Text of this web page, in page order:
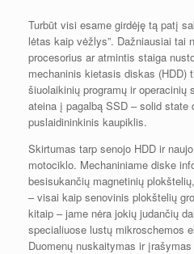
Turbūt visi esame girdėję tą patį
lėtas kaip vėžlys”. Dažniausiai tai
procesorius ar atmintis staiga
mechaninis kietasis diskas (HDD)
šiuolaikinių programų ir operacinių
ateina į pagalbą SSD – solid state
puslaidininkinis kaupiklis.
Skirtumas tarp senojo HDD ir
motociklo. Mechaniniame diske
besisukančių magnetinių
– visai kaip senovinis plokštelių
kitaip – jame nėra jokių judančių
specialiuose lustų mikroschemos
Duomenų nuskaitymas ir